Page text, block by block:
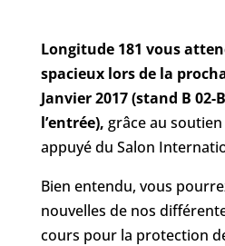
Longitude 181 vous
spacieux lors de la
Janvier 2017 (stand B 02-
l’entrée), grâce au
appuyé du Salon
Bien entendu, vous
nouvelles de nos
cours pour la protection